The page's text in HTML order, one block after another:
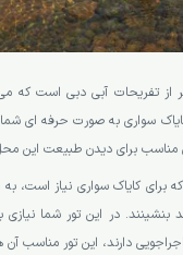
از تفریحات آبی دبی است که می
سواری به صورت حرفه ای شما
مناسب برای دیدن طبیعت این
برای کایاک سواری نیاز است،
می توانند بنشینند. در این تور شما
دارند، این تور مناسب آن